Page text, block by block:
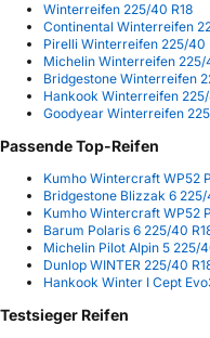
Winterreifen 225/40 R18
Continental Winterreifen
Pirelli Winterreifen 225/40
Michelin Winterreifen 225/
Bridgestone Winterreifen
Hankook Winterreifen
Goodyear Winterreifen
Passende Top-Reifen
Kumho Wintercraft WP52
Bridgestone Blizzak 6
Kumho Wintercraft WP52
Barum Polaris 6 225/40
Michelin Pilot Alpin 5 225/
Dunlop WINTER 225/40
Hankook Winter I Cept
Testsieger Reifen